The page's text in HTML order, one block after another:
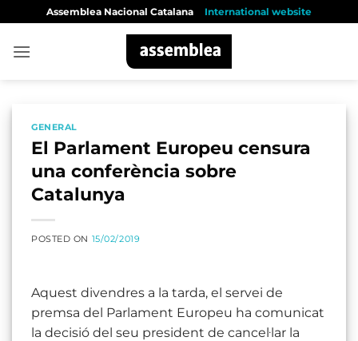
content
Assemblea Nacional Catalana International website
GENERAL
El Parlament Europeu censura
una conferència sobre
Catalunya
POSTED ON 15/02/2019
Aquest divendres a la tarda, el servei de
premsa del Parlament Europeu ha comunicat
la decisió del seu president de cancel·lar la